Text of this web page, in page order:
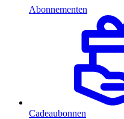
Abonnementen
Cadeaubonnen